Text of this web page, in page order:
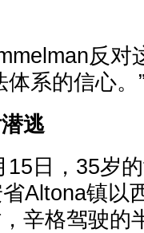
反对
体系的信心。
逃
日，35岁
Altona镇以
辛格驾驶的